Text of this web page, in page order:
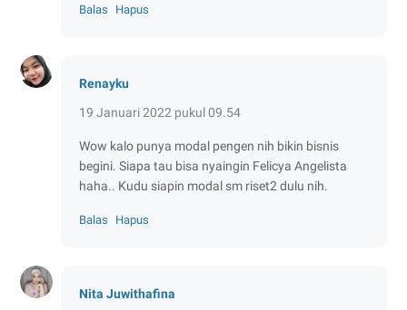
Balas Hapus
Renayku
19 Januari 2022 pukul 09.54
Wow kalo punya modal pengen nih bikin bisnis
begini. Siapa tau bisa nyaingin Felicya Angelista
haha.. Kudu siapin modal sm riset2 dulu nih.
Balas Hapus
Nita Juwithafina